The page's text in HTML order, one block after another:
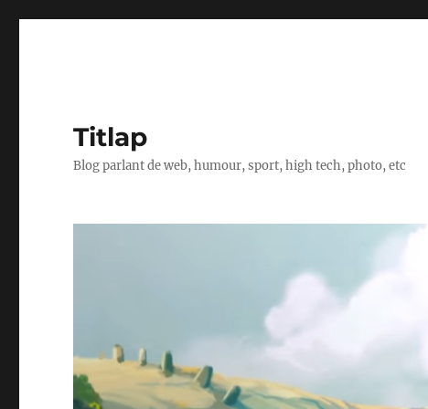
Titlap
Blog parlant de web, humour, sport, high tech, photo, etc